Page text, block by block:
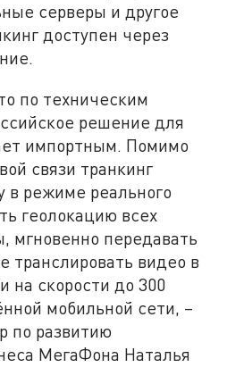
серверы и другое
доступен через
по техническим
решение для
импортным. Помимо
связи транкинг
в режиме реального
геолокацию всех
мгновенно передавать
видео в
на скорости до 300
мобильной сети, –
по развитию
МегаФона Наталья